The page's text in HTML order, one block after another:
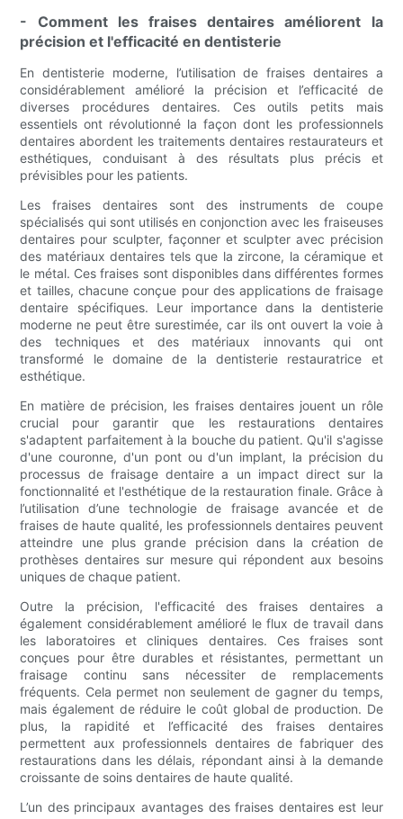
- Comment les fraises dentaires améliorent la
précision et l'efficacité en dentisterie
En dentisterie moderne, l’utilisation de fraises dentaires a
considérablement amélioré la précision et l’efficacité de
diverses procédures dentaires. Ces outils petits mais
essentiels ont révolutionné la façon dont les professionnels
dentaires abordent les traitements dentaires restaurateurs et
esthétiques, conduisant à des résultats plus précis et
prévisibles pour les patients.
Les fraises dentaires sont des instruments de coupe
spécialisés qui sont utilisés en conjonction avec les fraiseuses
dentaires pour sculpter, façonner et sculpter avec précision
des matériaux dentaires tels que la zircone, la céramique et
le métal. Ces fraises sont disponibles dans différentes formes
et tailles, chacune conçue pour des applications de fraisage
dentaire spécifiques. Leur importance dans la dentisterie
moderne ne peut être surestimée, car ils ont ouvert la voie à
des techniques et des matériaux innovants qui ont
transformé le domaine de la dentisterie restauratrice et
esthétique.
En matière de précision, les fraises dentaires jouent un rôle
crucial pour garantir que les restaurations dentaires
s'adaptent parfaitement à la bouche du patient. Qu'il s'agisse
d'une couronne, d'un pont ou d'un implant, la précision du
processus de fraisage dentaire a un impact direct sur la
fonctionnalité et l'esthétique de la restauration finale. Grâce à
l’utilisation d’une technologie de fraisage avancée et de
fraises de haute qualité, les professionnels dentaires peuvent
atteindre une plus grande précision dans la création de
prothèses dentaires sur mesure qui répondent aux besoins
uniques de chaque patient.
Outre la précision, l'efficacité des fraises dentaires a
également considérablement amélioré le flux de travail dans
les laboratoires et cliniques dentaires. Ces fraises sont
conçues pour être durables et résistantes, permettant un
fraisage continu sans nécessiter de remplacements
fréquents. Cela permet non seulement de gagner du temps,
mais également de réduire le coût global de production. De
plus, la rapidité et l’efficacité des fraises dentaires
permettent aux professionnels dentaires de fabriquer des
restaurations dans les délais, répondant ainsi à la demande
croissante de soins dentaires de haute qualité.
L’un des principaux avantages des fraises dentaires est leur